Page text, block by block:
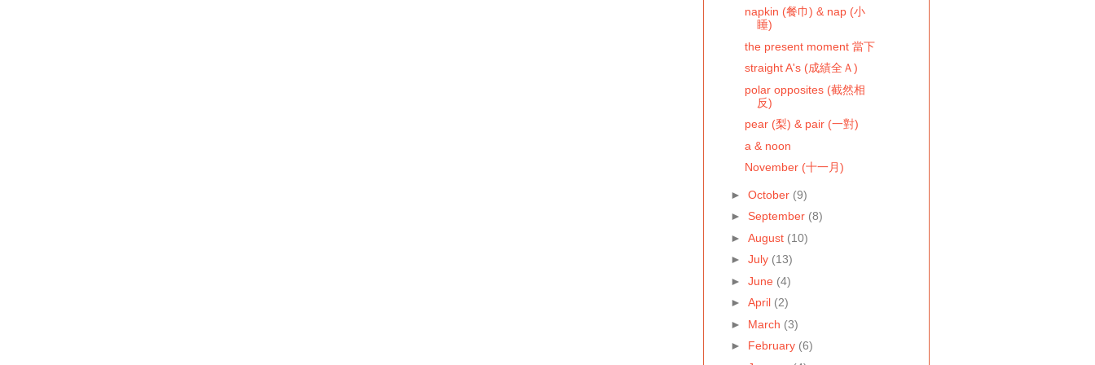
napkin (餐巾) & nap (小
睡)
the present moment 當下
straight A's (成績全Ａ)
polar opposites (截然相
反)
pear (梨) & pair (一對)
a & noon
November (十一月)
► October (9)
► September (8)
► August (10)
► July (13)
► June (4)
► April (2)
► March (3)
► February (6)